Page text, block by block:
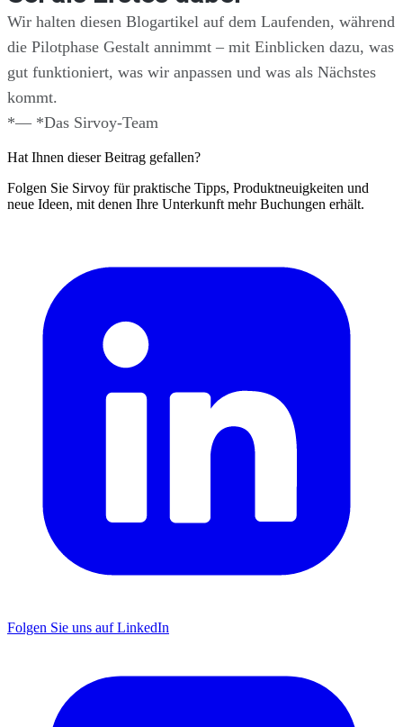
Wir halten diesen Blogartikel auf dem Laufenden, während
die Pilotphase Gestalt annimmt – mit Einblicken dazu, was
gut funktioniert, was wir anpassen und was als Nächstes
kommt.
*— *Das Sirvoy-Team
Hat Ihnen dieser Beitrag gefallen?
Folgen Sie Sirvoy für praktische Tipps, Produktneuigkeiten und
neue Ideen, mit denen Ihre Unterkunft mehr Buchungen erhält.
Folgen Sie uns auf LinkedIn